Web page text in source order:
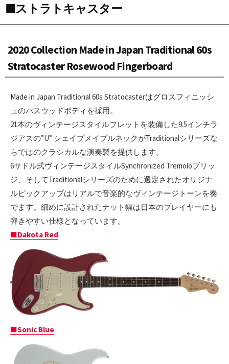
■ストラトキャスター
2020 Collection Made in Japan Traditional 60s
Stratocaster Rosewood Fingerboard
Made in Japan Traditional 60s Stratocasterはグロスフィニッシ
ュのバスウッドボディを採用。
21本のヴィンテージスタイルフレットを装備した9.5インチラ
ジアスの”U” シェイプメイプルネックがTraditionalシリーズな
らではのクラシカルな演奏製を提供します。
6サドル式ヴィンテージスタイルSynchronized Tremoloブリッ
ジ、そしてTraditionalシリーズのために選定されたオリジナ
ルピックアップはリアルで音楽的なヴィンテージトーンを奏
でます。細めに設計されたナット幅は日本のプレイヤーにも
弾きやすい仕様となっています。
■Dakota Red
■Sonic Blue